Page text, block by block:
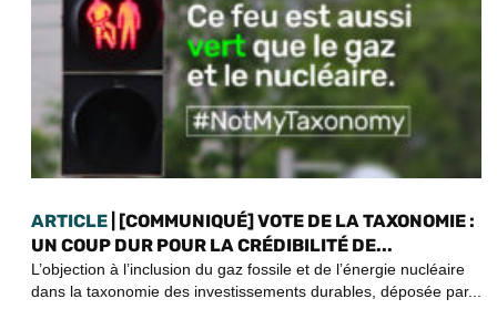
ARTICLE | [COMMUNIQUÉ] VOTE DE LA TAXONOMIE :
UN COUP DUR POUR LA CRÉDIBILITÉ DE...
L’objection à l’inclusion du gaz fossile et de l’énergie nucléaire
dans la taxonomie des investissements durables, déposée par...